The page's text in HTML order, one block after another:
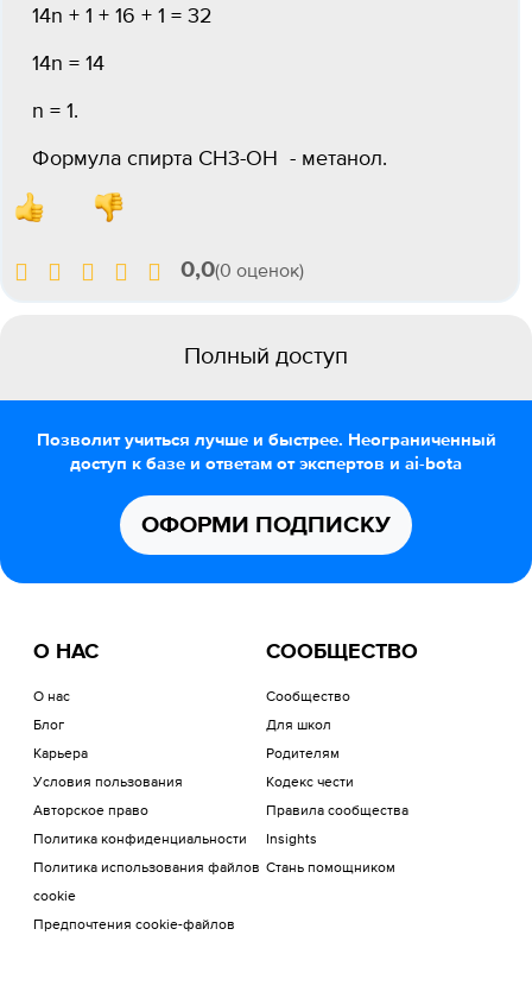
14n + 1 + 16 + 1 = 32
14n = 14
n = 1.
Формула спирта СН3-ОН - метанол.
0,0(0 оценок)
Полный доступ
Позволит учиться лучше и быстрее. Неограниченный
доступ к базе и ответам от экспертов и ai-bota
ОФОРМИ ПОДПИСКУ
О НАС
О нас
Блог
Карьера
Условия пользования
Авторское право
Политика конфиденциальности
Политика использования файлов
cookie
Предпочтения cookie-файлов
СООБЩЕСТВО
Сообщество
Для школ
Родителям
Кодекс чести
Правила сообщества
Insights
Стань помощником